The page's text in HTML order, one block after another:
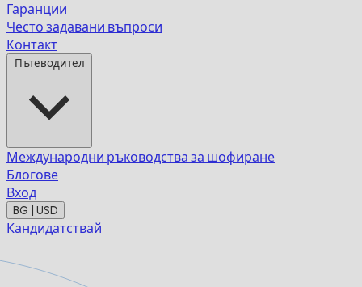
Гаранции
Често задавани въпроси
Контакт
Пътеводител
Международни ръководства за шофиране
Блогове
Вход
BG | USD
Кандидатствай